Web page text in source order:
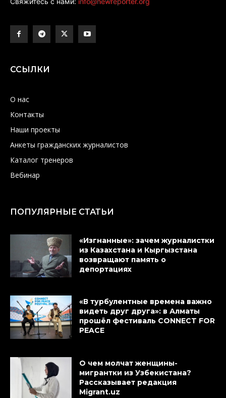
ССЫЛКИ
О нас
Контакты
Наши проекты
Анкеты гражданских журналистов
Каталог тренеров
Вебинар
ПОПУЛЯРНЫЕ СТАТЬИ
«Изгнанные»: зачем журналистки
из Казахстана и Кыргызстана
возвращают память о
депортациях
«В турбулентные времена важно
видеть друг друга»: в Алматы
прошёл фестиваль CONNECT FOR
PEACE
О чем молчат женщины-
мигрантки из Узбекистана?
Рассказывает редакция
Migrant.uz